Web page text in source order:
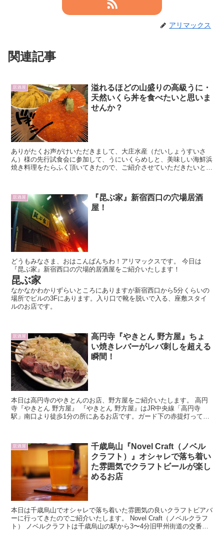
アリマックス
関連記事
居酒屋
溢れるほどの山盛りの高級うに・
天然いくら丼を食べたいと思いま
せんか？
ありがたくお声がけいただきまして、大庄水産（だいしょうすいさ
ん）様の先行試食会に参加して、うにいくらめしと、美味しい海鮮浜
焼き料理をたらふく頂いてきたので、ご紹介させていただきたいと思
居酒屋
『昆ぶ家』新宿西口の穴場居酒
屋！
どうもみなさま、おはこんばんちわ！アリマックスです。 今日は
『昆ぶ家』新宿西口の穴場的居酒屋をご紹介いたします！
昆ぶ家
なかなかわかりずらいところにありますが新宿西口から5分くらいの
場所でビルの3Fにあります。入り口で靴を脱いで入る、座敷スタイ
ルのお店です。
居酒屋
高円寺『やきとん 野方屋』ちょ
い焼きレバーがレバ刺しを超える
瞬間！
本日は高円寺のやきとんのお店、野方屋をご紹介いたします。 高円
寺『やきとん 野方屋』 『やきとん 野方屋』はJR中央線「高円寺
駅」南口より徒歩1分の所にあるお店です。ガード下の赤提灯ってだ
居酒屋
千歳烏山『Novel Craft（ノベル
クラフト）』オシャレで落ち着い
た雰囲気でクラフトビールが楽し
めるお店
本日は千歳烏山でオシャレで落ち着いた雰囲気の良いクラフトビアバ
ーに行ってきたのでご紹介いたします。 Novel Craft（ノベルクラフ
ト） ノベルクラフトは千歳烏山の駅から3〜4分旧甲州街道の交番の